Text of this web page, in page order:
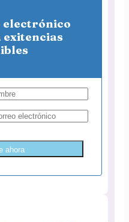
electrónico
exitencias
ahora